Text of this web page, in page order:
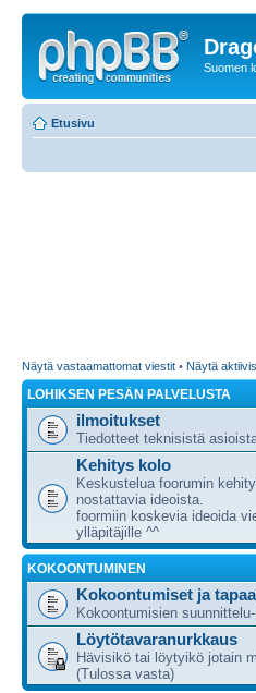
Suomen
Etusivu
Näytä vastaamattomat viestit • Näytä
LOHIKSEN PESÄN PALVELUSTA
ilmoitukset
Tiedotteet teknisistä
Kehitys kolo
Keskustelua foorumin
nostattavia ideoista.
foormiin koskevia ideoida
ylläpitäjille ^^
KOKOONTUMINEN
Kokoontumiset ja
Kokoontumisien
Löytötavaranurkkaus
Hävisikö tai löytyikö jotain
(Tulossa vasta)